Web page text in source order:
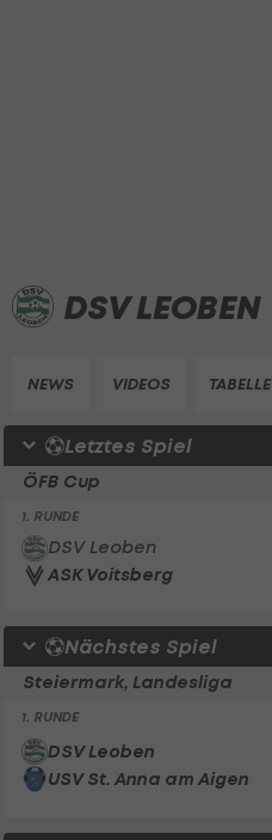
DSV LEOBEN
NEWS VIDEOS TABELLE
Letztes Spiel
ÖFB Cup
1. RUNDE
DSV Leoben
ASK Voitsberg
Nächstes Spiel
Steiermark, Landesliga
1. RUNDE
DSV Leoben
USV St. Anna am Aigen